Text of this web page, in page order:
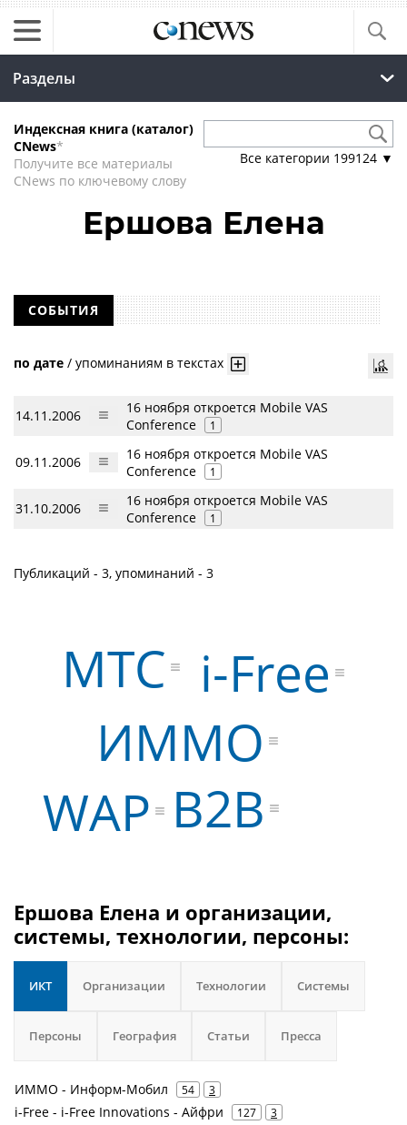
Разделы
Индексная книга (каталог)
CNews*
Получите все материалы
CNews по ключевому слову
Все категории 199124 ▼
Ершова Елена
СОБЫТИЯ
по дате / упоминаниям в текстах
14.11.2006
16 ноября откроется Mobile VAS
Conference
1
09.11.2006
16 ноября откроется Mobile VAS
Conference
1
31.10.2006
16 ноября откроется Mobile VAS
Conference
1
Публикаций - 3, упоминаний - 3
ИММО
i-Free
МТС
WAP B2B
Ершова Елена и организации,
системы, технологии, персоны:
ИКТ Организации Технологии Системы
Персоны География Статьи Пресса
ИММО - Информ-Мобил 54 3
i-Free - i-Free Innovations - Айфри 127 3